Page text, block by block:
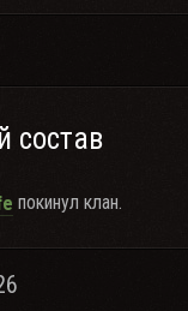
состав
покинул клан.